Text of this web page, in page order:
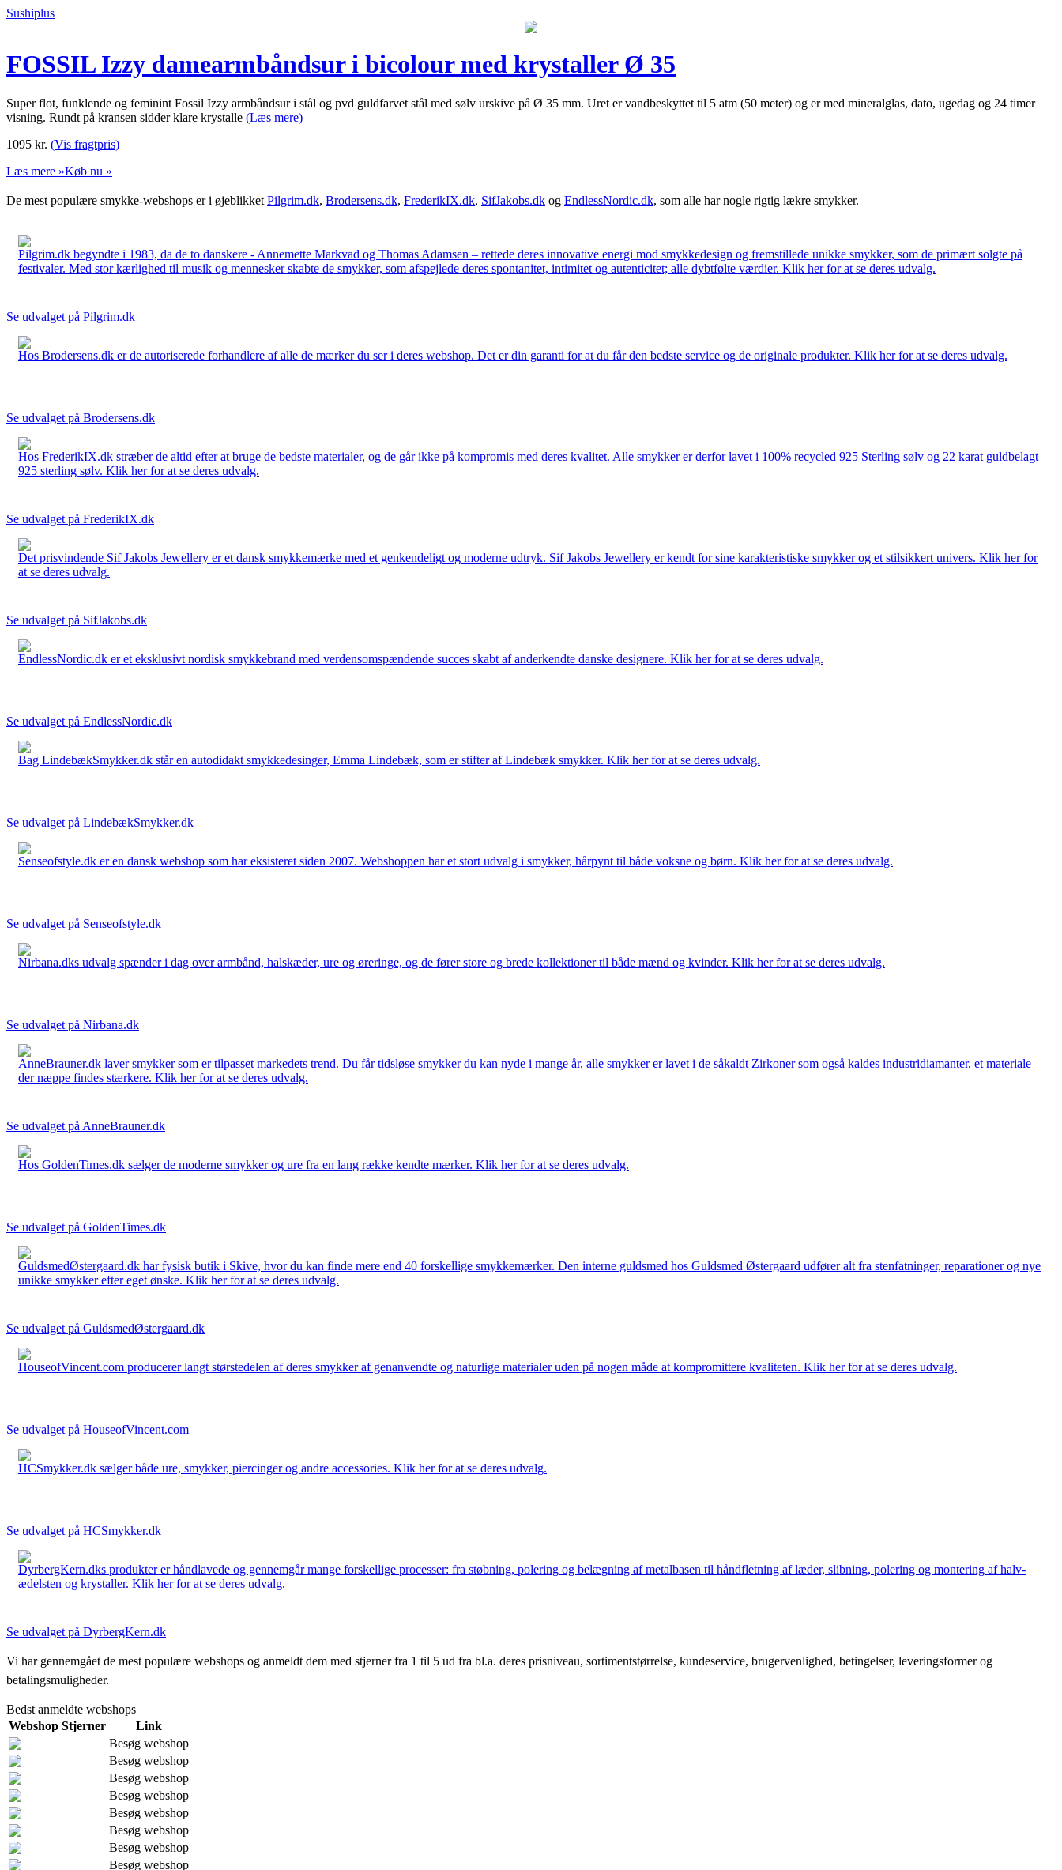
Sushiplus
FOSSIL Izzy damearmbåndsur i bicolour med krystaller Ø 35
Super flot, funklende og feminint Fossil Izzy armbåndsur i stål og pvd guldfarvet stål med sølv urskive på Ø 35 mm. Uret er vandbeskyttet til 5 atm (50 meter) og er med mineralglas, dato, ugedag og 24 timer
visning. Rundt på kransen sidder klare krystalle (Læs mere)
1095 kr. (Vis fragtpris)
Læs mere »Køb nu »
De mest populære smykke-webshops er i øjeblikket Pilgrim.dk, Brodersens.dk, FrederikIX.dk, SifJakobs.dk og EndlessNordic.dk, som alle har nogle rigtig lækre smykker.
Pilgrim.dk begyndte i 1983, da de to danskere - Annemette Markvad og Thomas Adamsen – rettede deres innovative energi mod smykkedesign og fremstillede unikke smykker, som de primært solgte på
festivaler. Med stor kærlighed til musik og mennesker skabte de smykker, som afspejlede deres spontanitet, intimitet og autenticitet; alle dybtfølte værdier. Klik her for at se deres udvalg.
Se udvalget på Pilgrim.dk
Hos Brodersens.dk er de autoriserede forhandlere af alle de mærker du ser i deres webshop. Det er din garanti for at du får den bedste service og de originale produkter. Klik her for at se deres udvalg.
Se udvalget på Brodersens.dk
Hos FrederikIX.dk stræber de altid efter at bruge de bedste materialer, og de går ikke på kompromis med deres kvalitet. Alle smykker er derfor lavet i 100% recycled 925 Sterling sølv og 22 karat guldbelagt
925 sterling sølv. Klik her for at se deres udvalg.
Se udvalget på FrederikIX.dk
Det prisvindende Sif Jakobs Jewellery er et dansk smykkemærke med et genkendeligt og moderne udtryk. Sif Jakobs Jewellery er kendt for sine karakteristiske smykker og et stilsikkert univers. Klik her for
at se deres udvalg.
Se udvalget på SifJakobs.dk
EndlessNordic.dk er et eksklusivt nordisk smykkebrand med verdensomspændende succes skabt af anderkendte danske designere. Klik her for at se deres udvalg.
Se udvalget på EndlessNordic.dk
Bag LindebækSmykker.dk står en autodidakt smykkedesinger, Emma Lindebæk, som er stifter af Lindebæk smykker. Klik her for at se deres udvalg.
Se udvalget på LindebækSmykker.dk
Senseofstyle.dk er en dansk webshop som har eksisteret siden 2007. Webshoppen har et stort udvalg i smykker, hårpynt til både voksne og børn. Klik her for at se deres udvalg.
Se udvalget på Senseofstyle.dk
Nirbana.dks udvalg spænder i dag over armbånd, halskæder, ure og øreringe, og de fører store og brede kollektioner til både mænd og kvinder. Klik her for at se deres udvalg.
Se udvalget på Nirbana.dk
AnneBrauner.dk laver smykker som er tilpasset markedets trend. Du får tidsløse smykker du kan nyde i mange år, alle smykker er lavet i de såkaldt Zirkoner som også kaldes industridiamanter, et materiale
der næppe findes stærkere. Klik her for at se deres udvalg.
Se udvalget på AnneBrauner.dk
Hos GoldenTimes.dk sælger de moderne smykker og ure fra en lang række kendte mærker. Klik her for at se deres udvalg.
Se udvalget på GoldenTimes.dk
GuldsmedØstergaard.dk har fysisk butik i Skive, hvor du kan finde mere end 40 forskellige smykkemærker. Den interne guldsmed hos Guldsmed Østergaard udfører alt fra stenfatninger, reparationer og nye
unikke smykker efter eget ønske. Klik her for at se deres udvalg.
Se udvalget på GuldsmedØstergaard.dk
HouseofVincent.com producerer langt størstedelen af deres smykker af genanvendte og naturlige materialer uden på nogen måde at kompromittere kvaliteten. Klik her for at se deres udvalg.
Se udvalget på HouseofVincent.com
HCSmykker.dk sælger både ure, smykker, piercinger og andre accessories. Klik her for at se deres udvalg.
Se udvalget på HCSmykker.dk
DyrbergKern.dks produkter er håndlavede og gennemgår mange forskellige processer: fra støbning, polering og belægning af metalbasen til håndfletning af læder, slibning, polering og montering af halv-
ædelsten og krystaller. Klik her for at se deres udvalg.
Se udvalget på DyrbergKern.dk
Vi har gennemgået de mest populære webshops og anmeldt dem med stjerner fra 1 til 5 ud fra bl.a. deres prisniveau, sortimentstørrelse, kundeservice, brugervenlighed, betingelser, leveringsformer og
betalingsmuligheder.
Bedst anmeldte webshops
Webshop Stjerner
Link
Besøg webshop
Besøg webshop
Besøg webshop
Besøg webshop
Besøg webshop
Besøg webshop
Besøg webshop
Besøg webshop